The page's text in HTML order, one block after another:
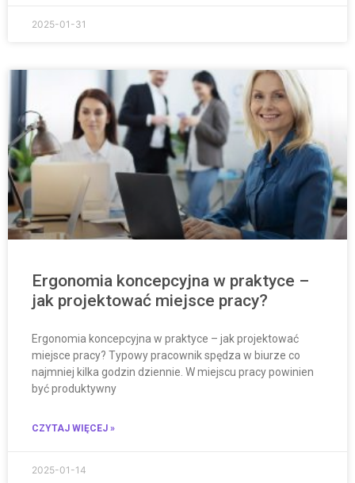
2025-01-31
Ergonomia koncepcyjna w praktyce –
jak projektować miejsce pracy?
Ergonomia koncepcyjna w praktyce – jak projektować
miejsce pracy? Typowy pracownik spędza w biurze co
najmniej kilka godzin dziennie. W miejscu pracy powinien
być produktywny
CZYTAJ WIĘCEJ »
2025-01-14